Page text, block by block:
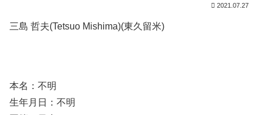
2021.07.27
三島 哲夫(Tetsuo Mishima)(東久留米)
本名：不明
生年月日：不明